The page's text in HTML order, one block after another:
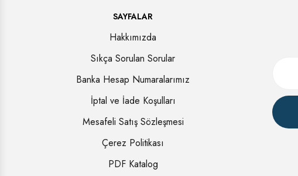
SAYFALAR
Hakkımızda
Sıkça Sorulan Sorular
Banka Hesap Numaralarımız
İptal ve İade Koşulları
Mesafeli Satış Sözleşmesi
Çerez Politikası
PDF Katalog